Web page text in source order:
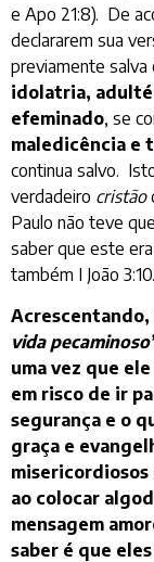
e Apo 21:8). De
declararem sua
previamente salva
idolatria,
efeminado, se
maledicência e
continua salvo.
verdadeiro cristão
Paulo não teve
saber que este
também I João 3:10.
vida
uma vez que
em risco de ir
segurança e o
graça e
misericordiosos
ao colocar
mensagem
saber é que